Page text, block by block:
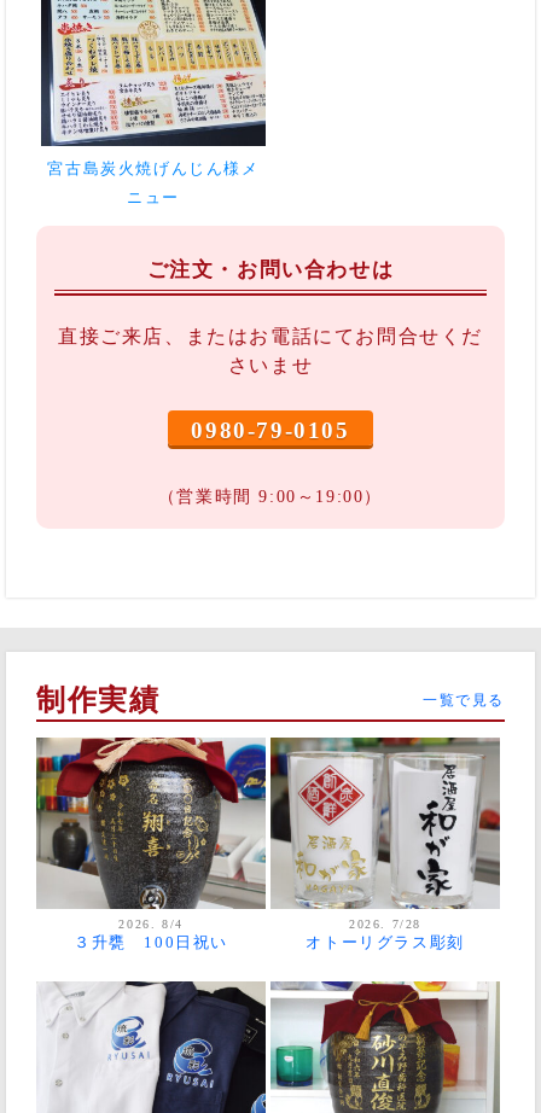
宮古島炭火焼げんじん様メ
ニュー
ご注文・お問い合わせは
直接ご来店、またはお電話にてお問合せくだ
さいませ
0980-79-0105
（営業時間 9:00～19:00）
制作実績 一覧で見る
2026. 8/4
３升甕 100日祝い
2026. 7/28
オトーリグラス彫刻